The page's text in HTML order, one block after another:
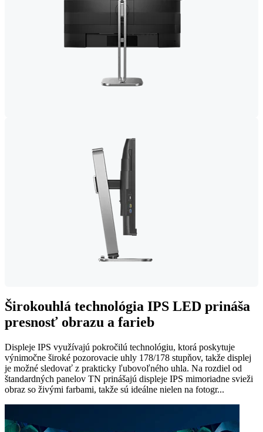
Širokouhlá technológia IPS LED prináša
presnosť obrazu a farieb
Displeje IPS využívajú pokročilú technológiu, ktorá poskytuje
výnimočne široké pozorovacie uhly 178/178 stupňov, takže displej
je možné sledovať z prakticky ľubovoľného uhla. Na rozdiel od
štandardných panelov TN prinášajú displeje IPS mimoriadne svieži
obraz so živými farbami, takže sú ideálne nielen na fotogr...